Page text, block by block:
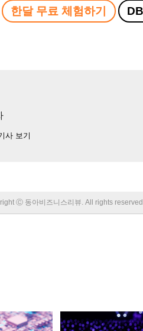
한달 무료 체험하기
사 보기
Ⓒ 동아비즈니스리뷰. All rights